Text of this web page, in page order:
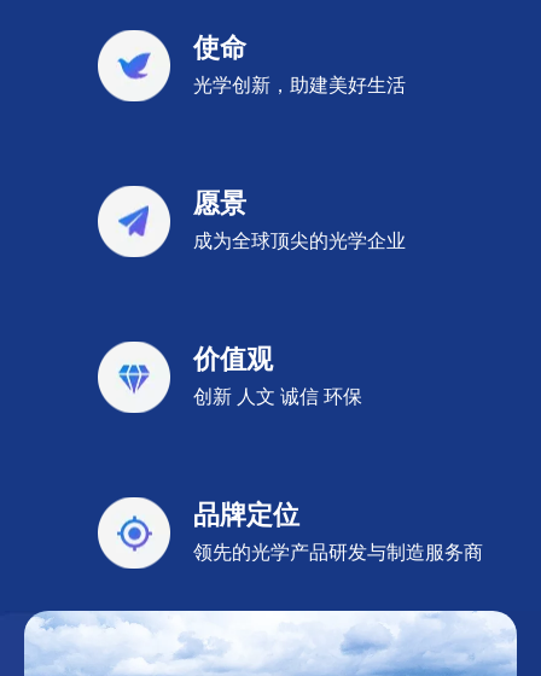
使命
光学创新，助建美好生活
愿景
成为全球顶尖的光学企业
价值观
创新 人文 诚信 环保
品牌定位
领先的光学产品研发与制造服务商